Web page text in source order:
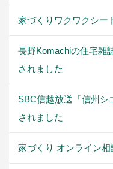
家づくりワクワクシー
長野Komachiの住宅雑
されました
SBC信越放送「信州シ
されました
家づくり オンライン